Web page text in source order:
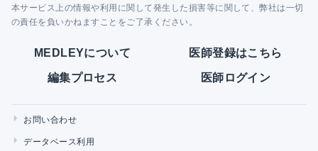
本サービス上の情報や利用に関して発生した損害等に関して、弊社は一切
の責任を負いかねますことをご了承ください。
MEDLEYについて 医師登録はこちら
編集プロセス 医師ログイン
お問い合わせ
データベース利用